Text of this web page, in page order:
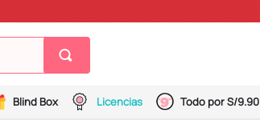
Blind Box Licencias Todo por S/9.90